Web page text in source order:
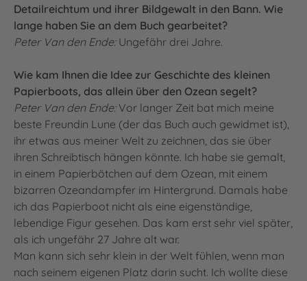
Detailreichtum und ihrer Bildgewalt in den Bann. Wie
lange haben Sie an dem Buch gearbeitet?
Peter Van den Ende: Ungefähr drei Jahre.
Wie kam Ihnen die Idee zur Geschichte des kleinen
Papierboots, das allein über den Ozean segelt?
Peter Van den Ende:Vor langer Zeit bat mich meine
beste Freundin Lune (der das Buch auch gewidmet ist),
ihr etwas aus meiner Welt zu zeichnen, das sie über
ihren Schreibtisch hängen könnte. Ich habe sie gemalt,
in einem Papierbötchen auf dem Ozean, mit einem
bizarren Ozeandampfer im Hintergrund. Damals habe
ich das Papierboot nicht als eine eigenständige,
lebendige Figur gesehen. Das kam erst sehr viel später,
als ich ungefähr 27 Jahre alt war.
Man kann sich sehr klein in der Welt fühlen, wenn man
nach seinem eigenen Platz darin sucht. Ich wollte diese